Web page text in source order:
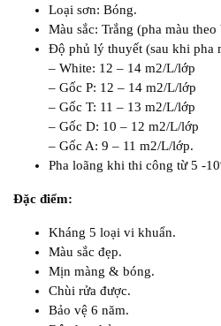
Loại sơn: Bóng.
Màu sắc: Trắng (pha màu
Độ phủ lý thuyết (sau khi pha
– White: 12 – 14 m2/L/lớp
– Gốc P: 12 – 14 m2/L/lớp
– Gốc T: 11 – 13 m2/L/lớp
– Gốc D: 10 – 12 m2/L/lớp
– Gốc A: 9 – 11 m2/L/lớp.
Pha loãng khi thi công từ 5 -
Đặc điểm:
Kháng 5 loại vi khuẩn.
Màu sắc đẹp.
Mịn màng & bóng.
Chùi rửa được.
Bảo vệ 6 năm.